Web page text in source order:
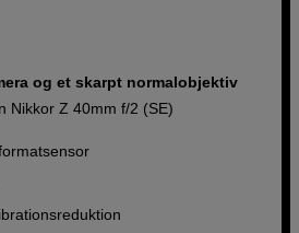
og et skarpt normalobjektiv
Nikkor Z 40mm f/2 (SE)